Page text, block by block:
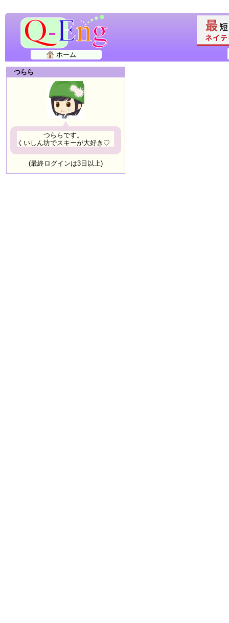
ホーム
つらら
つららです。
くいしん坊でスキーが大好き♡
(最終ログインは3日以上)